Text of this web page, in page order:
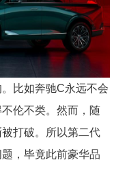
比如奔驰C永远不会
伦不类。然而，随
打破。所以第二代
，毕竟此前豪华品